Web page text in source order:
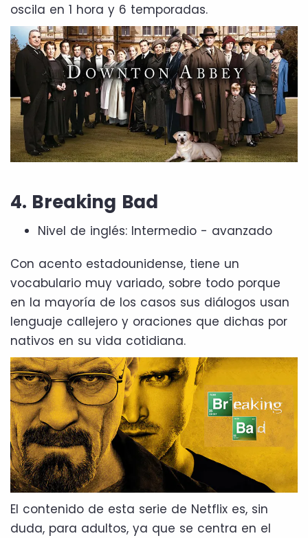
oscila en 1 hora y 6 temporadas.
4. Breaking Bad
Nivel de inglés: Intermedio - avanzado
Con acento estadounidense, tiene un
vocabulario muy variado, sobre todo porque
en la mayoría de los casos sus diálogos usan
lenguaje callejero y oraciones que dichas por
nativos en su vida cotidiana.
El contenido de esta serie de Netflix es, sin
duda, para adultos, ya que se centra en el